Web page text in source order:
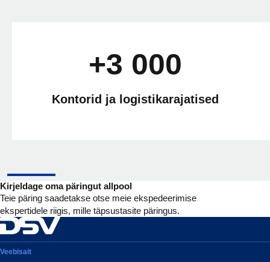
+3 000
Kontorid ja logistikarajatised
Kirjeldage oma päringut allpool
Teie päring saadetakse otse meie ekspedeerimise
ekspertidele riigis, mille täpsustasite päringus.
Veebisait